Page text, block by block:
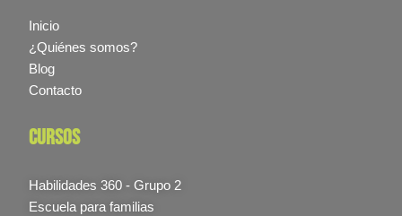
Inicio
¿Quiénes somos?
Blog
Contacto
cursos
Habilidades 360 - Grupo 2
Escuela para familias